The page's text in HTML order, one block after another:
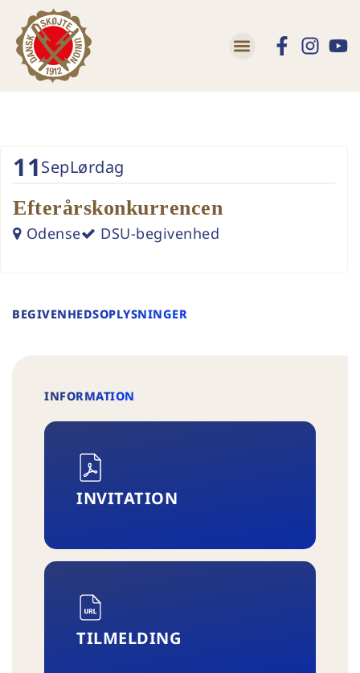
11SepLørdag
Efterårskonkurrencen
Odense DSU-begivenhed
BEGIVENHEDSOPLYSNINGER
INFORMATION
INVITATION
TILMELDING